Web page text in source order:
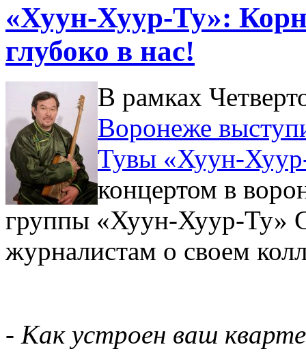
«Хуун-Хуур-Ту»:
глубоко в нас!
В рамках
Воронеже
Тувы «Хуун-
концертом в
группы «Хуун-Хуур-Ту»
журналистам о своем
- Как устроен ваш